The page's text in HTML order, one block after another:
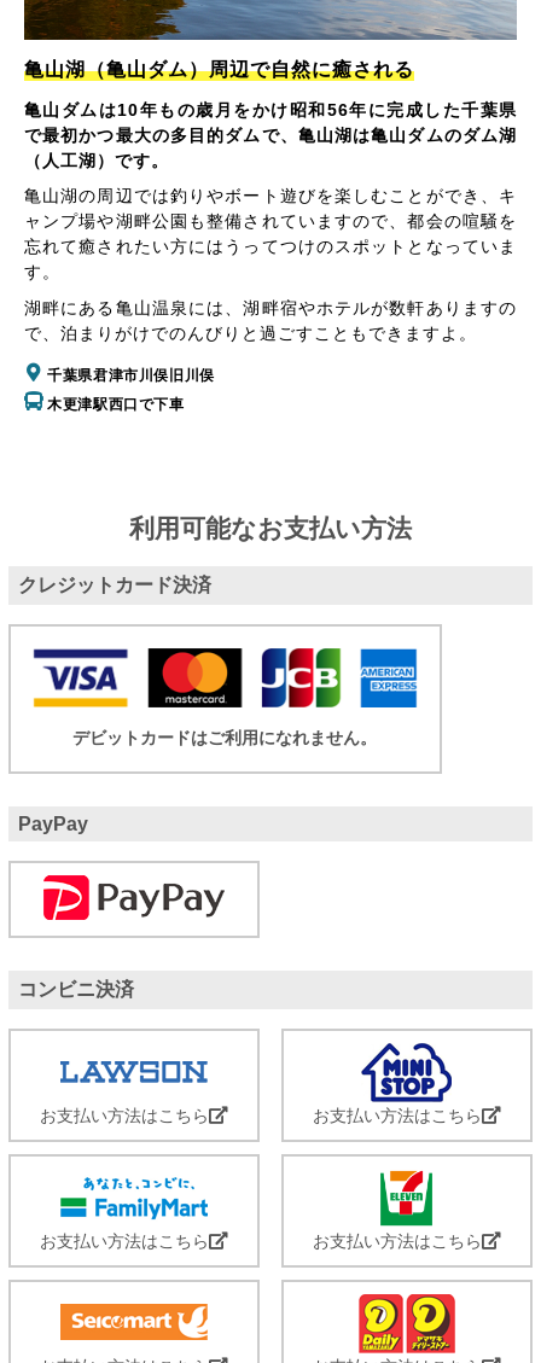
亀山湖（亀山ダム）周辺で自然に癒される
亀山ダムは10年もの歳月をかけ昭和56年に完成した千葉県
で最初かつ最大の多目的ダムで、亀山湖は亀山ダムのダム湖
（人工湖）です。
亀山湖の周辺では釣りやボート遊びを楽しむことができ、キ
ャンプ場や湖畔公園も整備されていますので、都会の喧騒を
忘れて癒されたい方にはうってつけのスポットとなっていま
す。
湖畔にある亀山温泉には、湖畔宿やホテルが数軒ありますの
で、泊まりがけでのんびりと過ごすこともできますよ。
千葉県君津市川俣旧川俣
木更津駅西口で下車
利用可能なお支払い方法
クレジットカード決済
デビットカードはご利用になれません。
PayPay
コンビニ決済
お支払い方法はこちら お支払い方法はこちら
お支払い方法はこちら お支払い方法はこちら